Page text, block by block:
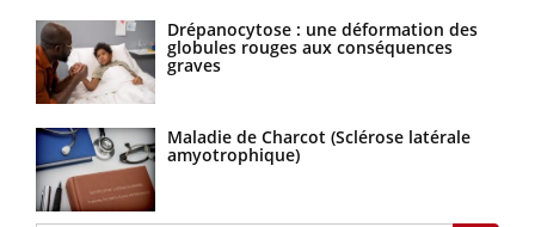
Drépanocytose : une déformation des
globules rouges aux conséquences
graves
Maladie de Charcot (Sclérose latérale
amyotrophique)